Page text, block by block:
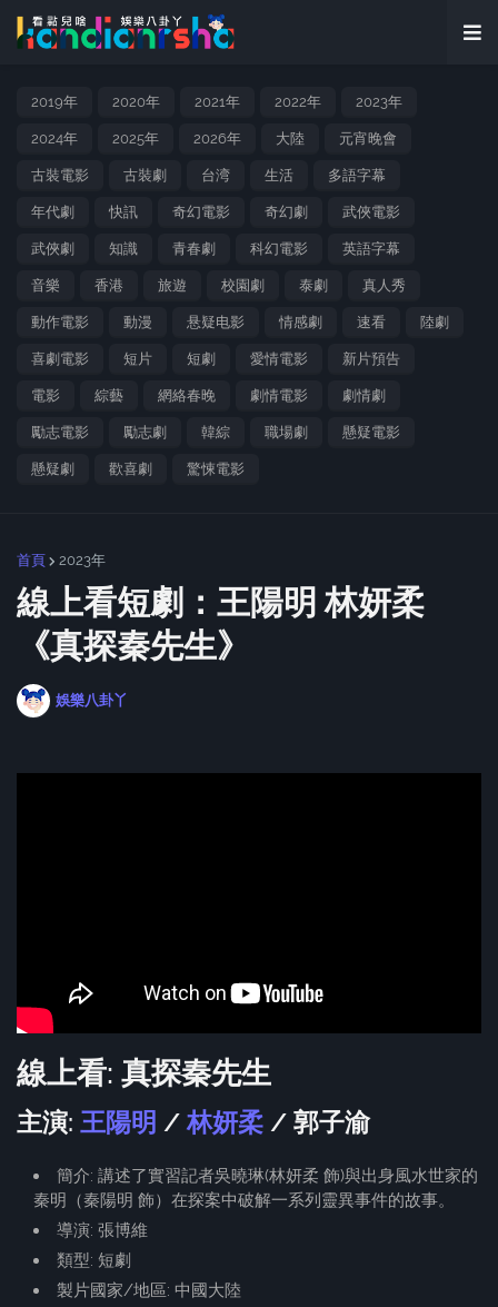
2019年 2020年 2021年 2022年 2023年
2024年 2025年 2026年 大陸 元宵晚會
古裝電影 古裝劇 台湾 生活 多語字幕
年代劇 快訊 奇幻電影 奇幻劇 武俠電影
武俠劇 知識 青春劇 科幻電影 英語字幕
音樂 香港 旅遊 校園劇 泰劇 真人秀
動作電影 動漫 悬疑电影 情感劇 速看 陸劇
喜劇電影 短片 短劇 愛情電影 新片預告
電影 綜藝 網絡春晚 劇情電影 劇情劇
勵志電影 勵志劇 韓綜 職場劇 懸疑電影
懸疑劇 歡喜劇 驚悚電影
首頁 2023年
線上看短劇：王陽明 林妍柔
《真探秦先生》
娛樂八卦丫
線上看: 真探秦先生
主演: 王陽明 /林妍柔 / 郭子渝
簡介: 講述了實習記者吳曉琳(林妍柔 飾)與出身風水世家的
秦明（秦陽明 飾）在探案中破解一系列靈異事件的故事。
導演: 張博維
類型: 短劇
製片國家/地區: 中國大陸